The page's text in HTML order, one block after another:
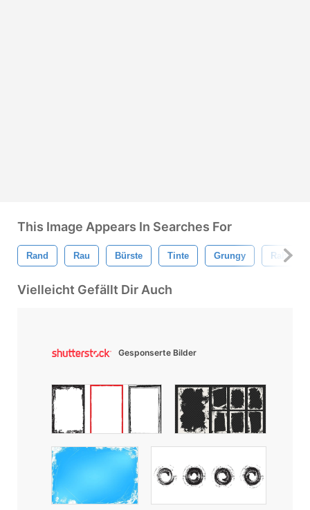
This Image Appears In Searches For
Rand Rau Bürste Tinte Grungy Rahmen
Vielleicht Gefällt Dir Auch
Gesponserte Bilder